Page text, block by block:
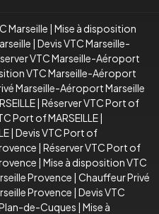
Marseille | Mise à disposition
| Devis VTC Marseille-
VTC Marseille-Aéroport
VTC Marseille-Aéroport
Marseille-Aéroport Marseille
| Réserver VTC Port of
Port of MARSEILLE|
| Devis VTC Port of
| Réserver VTC Port of
| Mise à disposition VTC
Provence | Chauffeur Privé
Provence | Devis VTC
de-Cuques | Mise à